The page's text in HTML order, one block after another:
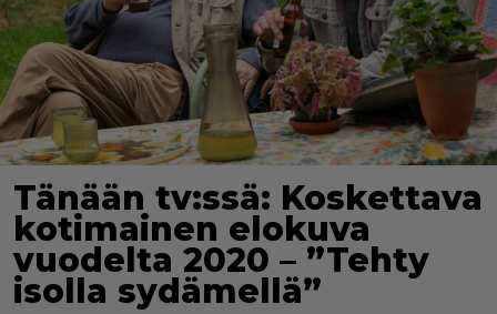
Tänään tv:ssä: Koskettava
kotimainen elokuva
vuodelta 2020 – ”Tehty
isolla sydämellä”